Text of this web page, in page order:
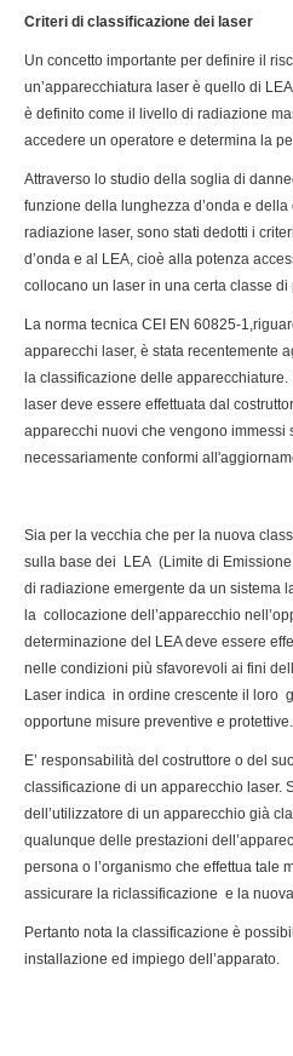
Criteri di classificazione dei laser
Un concetto importante per definire il
un’apparecchiatura laser è quello di
è definito come il livello di radiazione
accedere un operatore e determina la
Attraverso lo studio della soglia di
funzione della lunghezza d’onda e
radiazione laser, sono stati dedotti i
d’onda e al LEA, cioè alla potenza
collocano un laser in una certa classe di
La norma tecnica CEI EN 60825-
apparecchi laser, è stata recentemente
la classificazione delle
laser deve essere effettuata dal
apparecchi nuovi che vengono immessi
necessariamente conformi
Sia per la vecchia che per la nuova
sulla base dei LEA (Limite di
di radiazione emergente da un sistema
la collocazione dell’apparecchio
determinazione del LEA deve essere
nelle condizioni più sfavorevoli ai fini
Laser indica in ordine crescente il loro
opportune misure preventive e protettive.
E’ responsabilità del costruttore o del
classificazione di un apparecchio laser.
dell’utilizzatore di un apparecchio già
qualunque delle prestazioni
persona o l’organismo che effettua tale
assicurare la riclassificazione e la
Pertanto nota la classificazione è
installazione ed impiego dell’apparato.